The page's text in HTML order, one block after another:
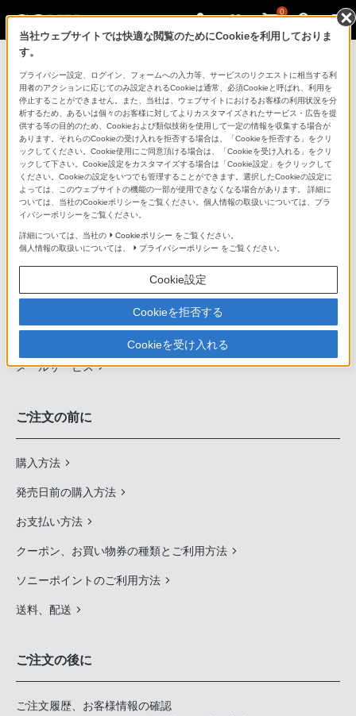
0
ソニーストアのご利用ガイド
ご利用ガイドでは、ソニーストアのご利用方法・サービ
スに関しまとめてご案内しております。
ご利用の前に
ソニーストア 店舗のご案内
ソニーショップ（ソニーストア取次店）のご案内
ソニーストアの特典・サービス
（長期保証、下取サービス、設置・設定サービスなど）
定期クーポンのプレゼントについて
メールサービス
ご注文の前に
購入方法
発売日前の購入方法
お支払い方法
クーポン、お買い物券の種類とご利用方法
ソニーポイントのご利用方法
送料、配送
ご注文の後に
ご注文履歴、お客様情報の確認
当社ウェブサイトでは快適な閲覧のためにCookieを利用しておりま
す。
プライバシー設定、ログイン、フォームへの入力等、サービスのリクエストに相当する利
用者のアクションに応じてのみ設定されるCookieは通常、必須Cookieと呼ばれ、利用を
停止することができません。また、当社は、ウェブサイトにおけるお客様の利用状況を分
析するため、あるいは個々のお客様に対してよりカスタマイズされたサービス・広告を提
供する等の目的のため、Cookieおよび類似技術を使用して一定の情報を収集する場合が
あります。それらのCookieの受け入れを拒否する場合は、「Cookieを拒否する」をクリ
ックしてください。Cookie使用にご同意頂ける場合は、「Cookieを受け入れる」をクリ
ックして下さい。Cookie設定をカスタマイズする場合は「Cookie設定」をクリックして
ください。Cookieの設定をいつでも管理することができます。選択したCookieの設定に
よっては、このウェブサイトの機能の一部が使用できなくなる場合があります。 詳細に
ついては、当社のCookieポリシーをご覧ください。個人情報の取扱いについては、プラ
イバシーポリシーをご覧ください。
詳細については、当社の Cookieポリシー をご覧ください。
個人情報の取扱いについては、
プライバシーポリシー をご覧ください。
Cookie設定
Cookieを拒否する
Cookieを受け入れる